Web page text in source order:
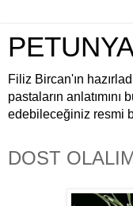
Filiz Bircan'ın
pastaların
edebileceğiniz resmi
DOST